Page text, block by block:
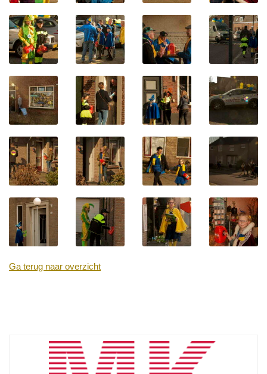
Ga terug naar overzicht